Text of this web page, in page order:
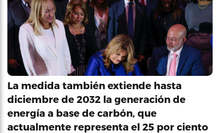
La medida también extiende hasta
diciembre de 2032 la generación de
energía a base de carbón, que
actualmente representa el 25 por ciento